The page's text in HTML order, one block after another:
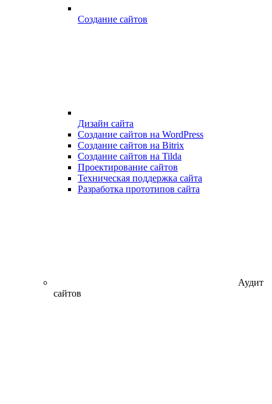
Создание сайтов
Дизайн сайта
Создание сайтов на WordPress
Создание сайтов на Bitrix
Создание сайтов на Tilda
Проектирование сайтов
Техническая поддержка сайта
Разработка прототипов сайта
Аудит
сайтов